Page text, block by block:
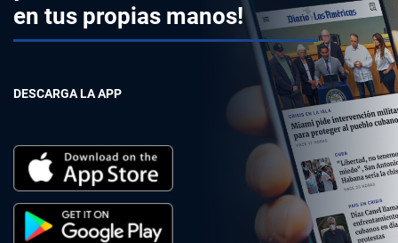
en tus propias manos!
DESCARGA LA APP